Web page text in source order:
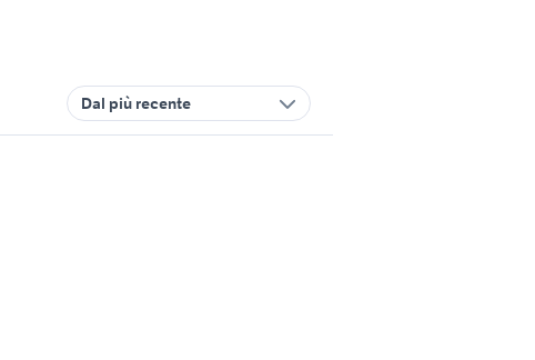
Dal più recente